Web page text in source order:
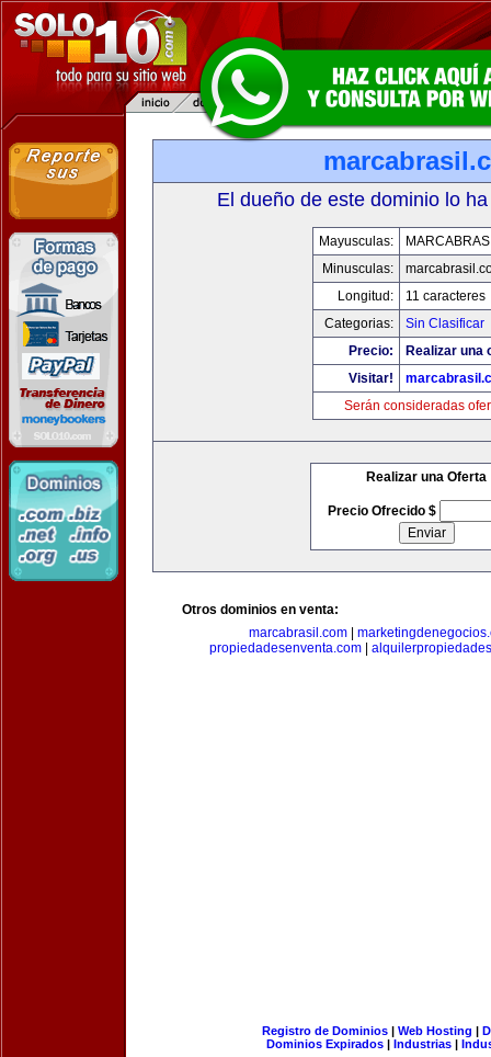
El dueño de este dominio lo
Mayusculas:
Minusculas:
Longitud:
11 caracteres
Categorias:
Sin Clasificar
Precio:
Realizar una
Visitar!
Serán consideradas
Realizar una Oferta
Precio Ofrecido $
Otros dominios en venta:
marcabrasil.com
propiedadesenventa.com
Registro de Dominios| Web Hosting |
Dominios Expirados | Industrias |